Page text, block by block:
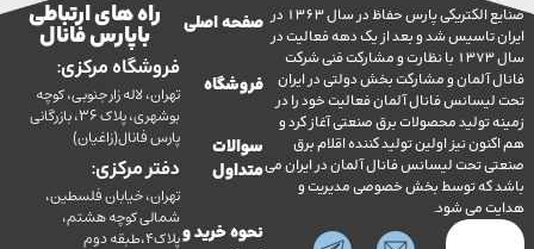
صنایع الکتریکی پارس حفاظ در سال 1363 در
شد و بعد از یک دهه فعالیت در
سال 1373 با نظارت و مشارکت فنی شرکت
و مشارکت بخش دولتی در ایران
فانال آلمان فعالیت خود را در
محصولات برق صنعتی آغاز کرد و
نیز اولین تولید کننده اقلام برق
لیسانس فانال آلمان در ایران می
توسط بخش خصوصی مدیریت و
می شود.
صفحه اصلی
فروشگاه
سوالات
متداول
نحوه خرید و
راه های ارتباطی
با پارس فانال
فروشگاه مرکزی:
تهران، لاله زار جنوبی، کوچه
بوشهری، پلاک 36، بازرگانی
پارس فانال(زاغیان)
دفتر مرکزی:
تهران، خیابان فلسطین،
شمالی کوچه هشتم،
پلاک4،طبقه دوم